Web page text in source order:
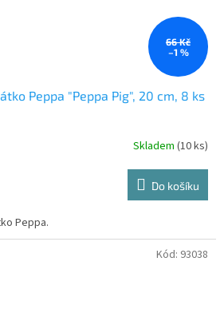
66 Kč
–1 %
Peppa "Peppa Pig", 20 cm, 8 ks
Skladem (10 ks)
Do košíku
Peppa.
Kód: 93038